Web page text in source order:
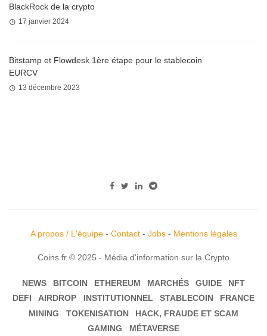
BlackRock de la crypto
17 janvier 2024
Bitstamp et Flowdesk 1ère étape pour le stablecoin
EURCV
13 décembre 2023
A propos / L'équipe- Contact- Jobs- Mentions légales
Coins.fr © 2025 - Média d'information sur la Crypto
NEWS BITCOIN ETHEREUM MARCHÉS GUIDE
NFT
DEFI
AIRDROP INSTITUTIONNEL STABLECOIN
FRANCE
MINING
TOKENISATION
HACK, FRAUDE ET SCAM
GAMING
MÉTAVERSE